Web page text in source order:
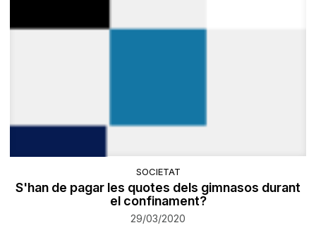
SOCIETAT
S'han de pagar les quotes dels gimnasos durant
el confinament?
29/03/2020